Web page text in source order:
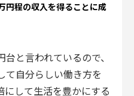
円程の収入を得ることに成
と言われているので、
て自分らしい働き方を
して生活を豊かにする